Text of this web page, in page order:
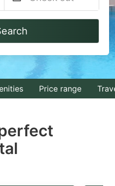
Navigate
to
interact
with
the
select
Price range